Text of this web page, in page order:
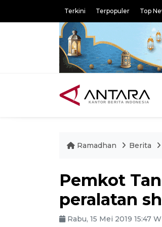
Terkini Terpopuler Top
Ramadhan Berita
Pemkot
peralatan
Rabu, 15 Mei 2019 15:47